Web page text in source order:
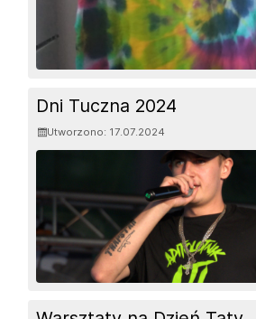
Dni Tuczna 2024
Utworzono: 17.07.2024